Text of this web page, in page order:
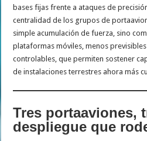
bases fijas frente a ataques de
centralidad de los grupos de
simple acumulación de fuerza, sino
plataformas móviles, menos
controlables, que permiten sostener
de instalaciones terrestres ahora más
Tres portaaviones,
despliegue que